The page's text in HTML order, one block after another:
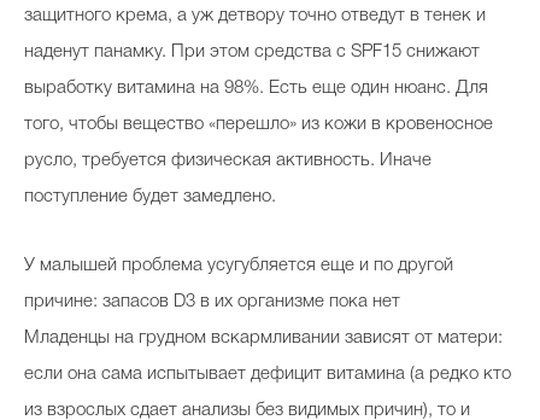
защитного крема, а уж детвору точно отведут в тенек и
наденут панамку. При этом средства с SPF15 снижают
выработку витамина на 98%. Есть еще один нюанс. Для
того, чтобы вещество «перешло» из кожи в кровеносное
русло, требуется физическая активность. Иначе
поступление будет замедлено.
У малышей проблема усугубляется еще и по другой
причине: запасов D3 в их организме пока нет
Младенцы на грудном вскармливании зависят от матери:
если она сама испытывает дефицит витамина (а редко кто
из взрослых сдает анализы без видимых причин), то и